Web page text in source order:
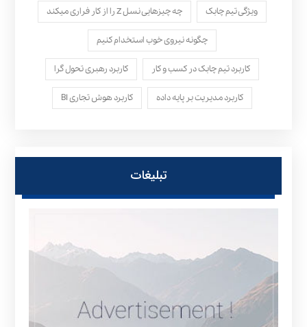
ویژگی تیم چابک چه چیزهایی نسل Z را از کار فراری میکند
چگونه نیروی خوب استخدام کنیم
کاربرد تیم چابک در کسب و کار کاربرد رهبری تحول‌ گرا
کاربرد مدیریت بر پایه داده کاربرد هوش تجاری BI
تبلیغات